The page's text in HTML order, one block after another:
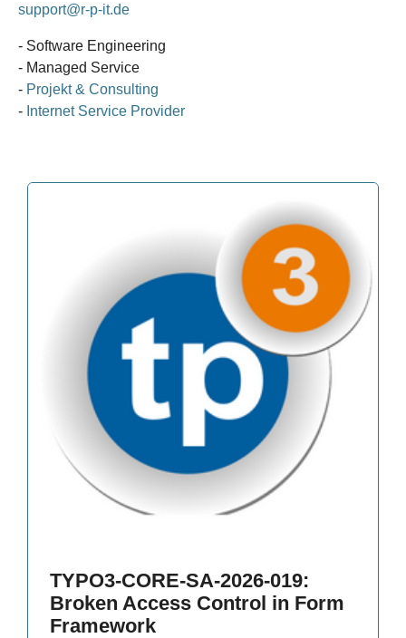
support@r-p-it.de
- Software Engineering
- Managed Service
- Projekt & Consulting
- Internet Service Provider
TYPO3-CORE-SA-2026-019:
Broken Access Control in Form
Framework